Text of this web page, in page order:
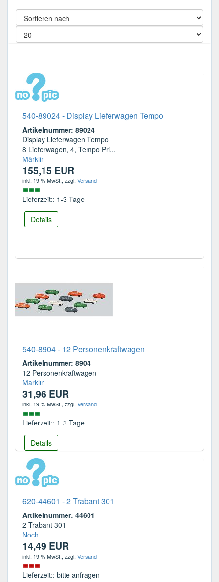
540-89024 - Display Lieferwagen Tempo
Artikelnummer: 89024
Display Lieferwagen Tempo
8 Lieferwagen, 4, Tempo Pri...
Märklin
155,15 EUR
inkl. 19 % MwSt., zzgl. Versand
Lieferzeit:: 1-3 Tage
Details
540-8904 - 12 Personenkraftwagen
Artikelnummer: 8904
12 Personenkraftwagen
Märklin
31,96 EUR
inkl. 19 % MwSt., zzgl. Versand
Lieferzeit:: 1-3 Tage
Details
620-44601 - 2 Trabant 301
Artikelnummer: 44601
2 Trabant 301
Noch
14,49 EUR
inkl. 19 % MwSt., zzgl. Versand
Lieferzeit:: bitte anfragen